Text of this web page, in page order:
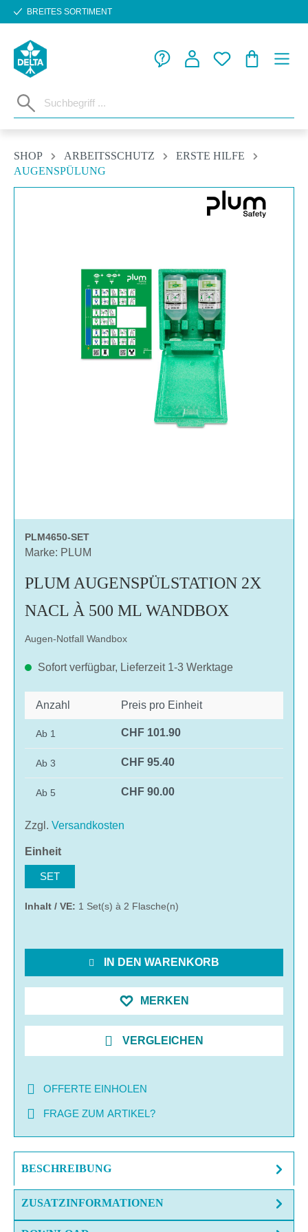
Zum Hauptinhalt springen
BREITES SORTIMENT
SHOP ARBEITSSCHUTZ
ERSTE HILFE
AUGENSPÜLUNG
PLM4650-SET
Marke: PLUM
PLUM AUGENSPÜLSTATION 2X
NACL À 500 ML WANDBOX
Augen-Notfall Wandbox
Sofort verfügbar, Lieferzeit 1-3 Werktage
Anzahl Preis pro Einheit
Ab 1 CHF 101.90
Ab 3 CHF 95.40
Ab 5 CHF 90.00
Zzgl. Versandkosten
Einheitauswählen
SET
Inhalt / VE: 1 Set(s) à 2 Flasche(n)
IN DEN WARENKORB
MERKEN
VERGLEICHEN
OFFERTE EINHOLEN
FRAGE ZUM ARTIKEL?
BESCHREIBUNG
ZUSATZINFORMATIONEN